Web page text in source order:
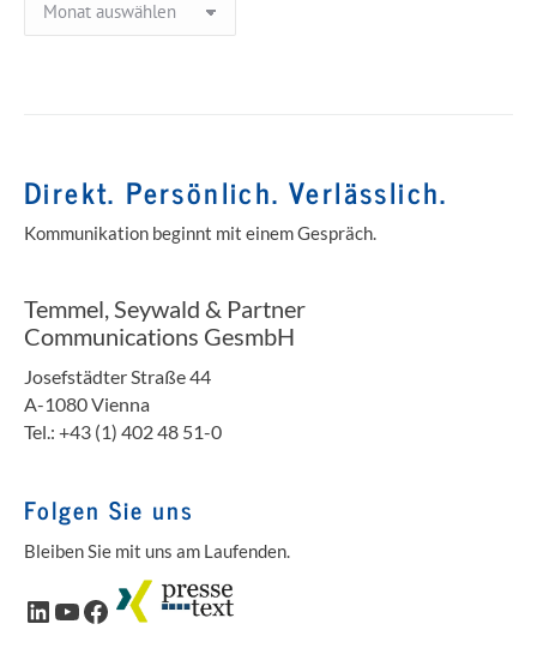
Direkt. Persönlich. Verlässlich.
Kommunikation beginnt mit einem Gespräch.
Temmel, Seywald & Partner
Communications GesmbH
Josefstädter Straße 44
A-1080 Vienna
Tel.: +43 (1) 402 48 51-0
Folgen Sie uns
Bleiben Sie mit uns am Laufenden.
LinkedIn
YouTube
Facebook